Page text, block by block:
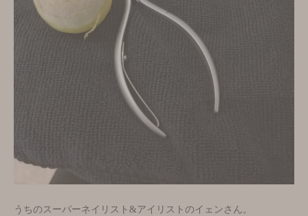
うちのスーパーネイリスト&アイリストのイェンさん。